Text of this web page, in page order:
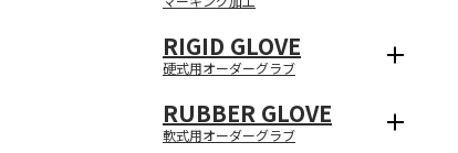
RIGID GLOVE
硬式用オーダーグラブ
RUBBER GLOVE
軟式用オーダーグラブ